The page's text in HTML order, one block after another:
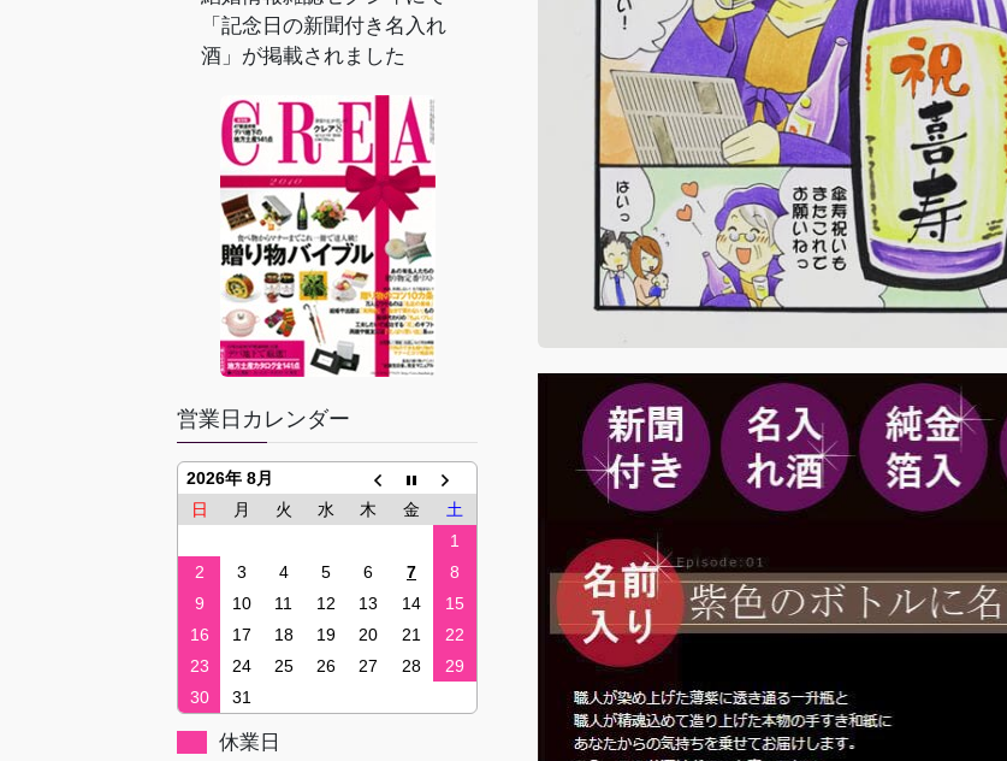
「記念日の新聞付き名入れ
酒」が掲載されました
営業日カレンダー
2026年 8月
日
月 火 水 木 金
土
1
2
3 4 5 6 7
8
9
10 11 12 13 14
15
16
17 18 19 20 21
22
23
24 25 26 27 28
29
30
31
休業日